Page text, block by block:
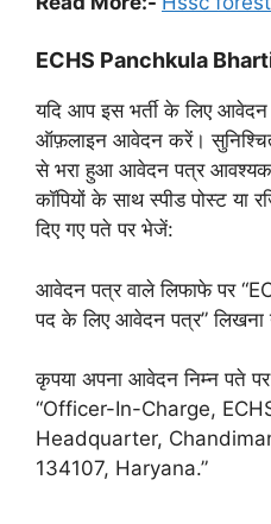
ECHS Panchkula
यदि आप इस भर्ती के लिए
ऑफ़लाइन आवेदन करें।
से भरा हुआ आवेदन पत्र
कॉपियों के साथ स्पीड पोस्ट या
दिए गए पते पर भेजें:
आवेदन पत्र वाले लिफाफे पर
पद के लिए आवेदन पत्र”
कृपया अपना आवेदन निम्न पते
“Officer-In-Charge,
Headquarter,
134107, Haryana.”